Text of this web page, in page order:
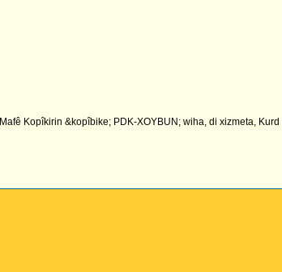
Mafê Kopîkirin &kopîbike; PDK-XOYBUN; wiha, di xizmeta,